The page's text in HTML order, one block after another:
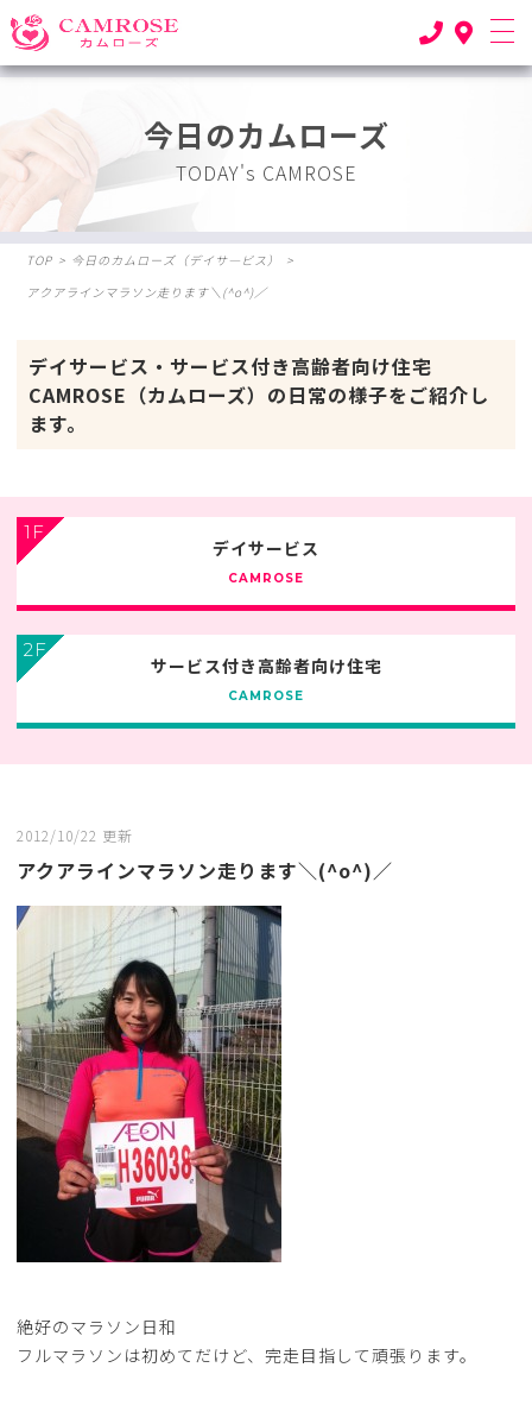
今日のカムローズ
TODAY's CAMROSE
TOP > 今日のカムローズ（デイサ―ビス）
>
アクアラインマラソン走ります＼(^o^)／
デイサービス・サービス付き高齢者向け住宅
CAMROSE（カムローズ）の日常の様子をご紹介し
ます。
1F
デイサービス
CAMROSE
2F
サービス付き高齢者向け住宅
CAMROSE
2012/10/22 更新
アクアラインマラソン走ります＼(^o^)／
絶好のマラソン日和
フルマラソンは初めてだけど、完走目指して頑張ります。